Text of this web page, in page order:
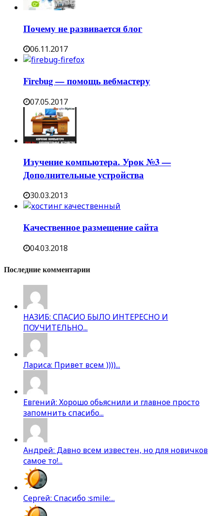
Почему не развивается блог
06.11.2017
Firebug — помощь вебмастеру
07.05.2017
Изучение компьютера. Урок №3 —
Дополнительные устройства
30.03.2013
Качественное размещение сайта
04.03.2018
Последние комментарии
НАЗИБ: СПАСИО БЫЛО ИНТЕРЕСНО И
ПОУЧИТЕЛЬНО...
Лариса: Привет всем ))))...
Евгений: Хорошо обьяснили и главное просто
запомнить спасибо...
Андрей: Давно всем известен, но для новичков
самое то!...
Сергей: Спасибо :smile:...